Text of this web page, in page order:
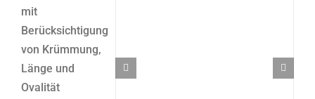
mit
Berücksichtigung
von Krümmung,
Länge und
Ovalität